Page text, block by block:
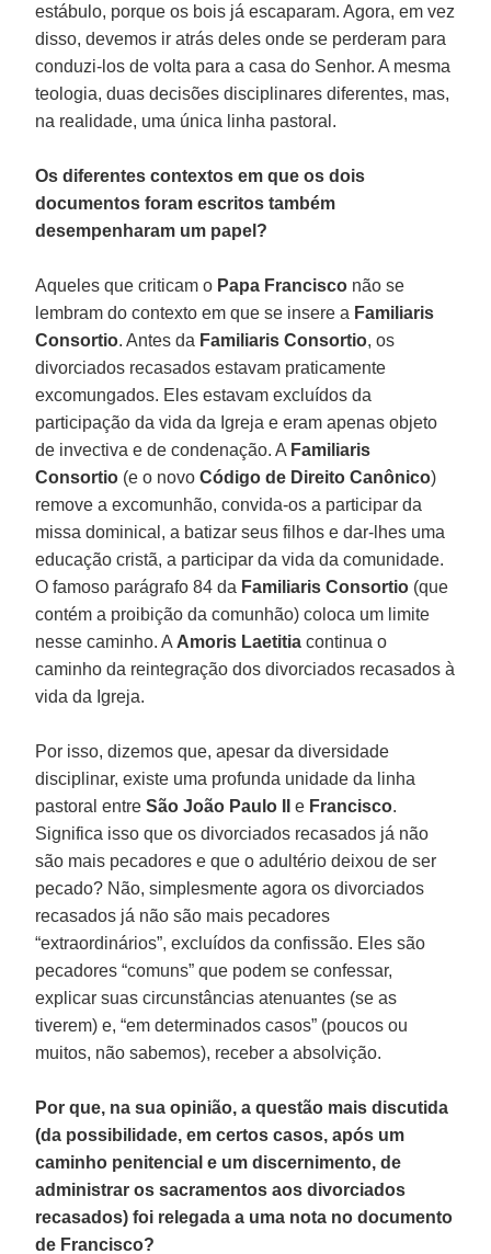
estábulo, porque os bois já escaparam. Agora, em vez
disso, devemos ir atrás deles onde se perderam para
conduzi-los de volta para a casa do Senhor. A mesma
teologia, duas decisões disciplinares diferentes, mas,
na realidade, uma única linha pastoral.
Os diferentes contextos em que os dois
documentos foram escritos também
desempenharam um papel?
Aqueles que criticam o Papa Francisco não se
lembram do contexto em que se insere a Familiaris
Consortio. Antes da Familiaris Consortio, os
divorciados recasados estavam praticamente
excomungados. Eles estavam excluídos da
participação da vida da Igreja e eram apenas objeto
de invectiva e de condenação. A Familiaris
Consortio (e o novoCódigo de Direito Canônico)
remove a excomunhão, convida-os a participar da
missa dominical, a batizar seus filhos e dar-lhes uma
educação cristã, a participar da vida da comunidade.
O famoso parágrafo 84 da Familiaris Consortio (que
contém a proibição da comunhão) coloca um limite
nesse caminho. A Amoris Laetitia continua o
caminho da reintegração dos divorciados recasados à
vida da Igreja.
Por isso, dizemos que, apesar da diversidade
disciplinar, existe uma profunda unidade da linha
pastoral entreSão João Paulo II e Francisco.
Significa isso que os divorciados recasados já não
são mais pecadores e que o adultério deixou de ser
pecado? Não, simplesmente agora os divorciados
recasados já não são mais pecadores
“extraordinários”, excluídos da confissão. Eles são
pecadores “comuns” que podem se confessar,
explicar suas circunstâncias atenuantes (se as
tiverem) e, “em determinados casos” (poucos ou
muitos, não sabemos), receber a absolvição.
Por que, na sua opinião, a questão mais discutida
(da possibilidade, em certos casos, após um
caminho penitencial e um discernimento, de
administrar os sacramentos aos divorciados
recasados) foi relegada a uma nota no documento
de Francisco?